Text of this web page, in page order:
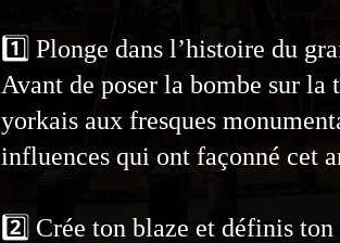
1️⃣ Plonge dans l’histoire du
Avant de poser la bombe sur
yorkais aux fresques
influences qui ont façonné cet
2️⃣ Crée ton blaze et définis ton